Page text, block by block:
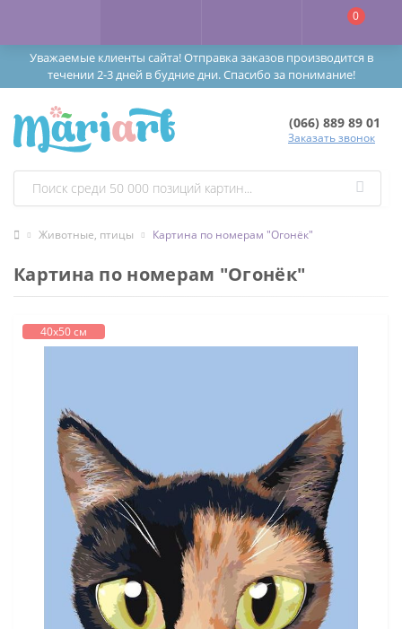
Уважаемые клиенты сайта! Отправка заказов производится в
течении 2-3 дней в будние дни. Спасибо за понимание!
0
(066) 889 89 01
Заказать звонок
Животные, птицы Картина по номерам "Огонёк"
Картина по номерам "Огонёк"
40х50 см